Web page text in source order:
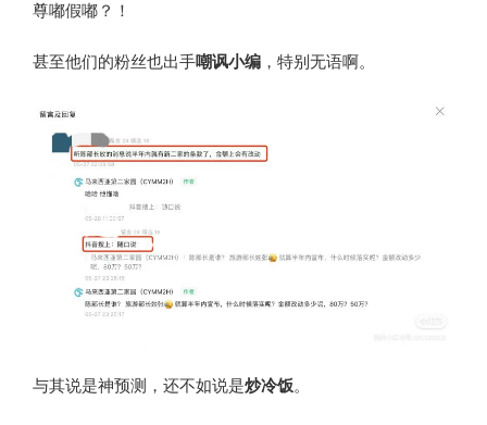
尊嘟假嘟？！
甚至他们的粉丝也出手嘲讽小编 ，特别无语啊。
与其说是神预测，还不如说是炒冷饭。